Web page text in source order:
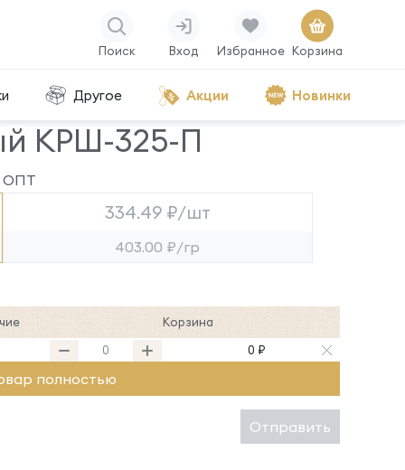
Поиск Вход Избранное Корзина
Другое Акции Новинки
КРШ-325-П
ОПТ
334.49 ₽/шт
403.00 ₽/гр
Корзина
0 ₽
полностью
Отправить